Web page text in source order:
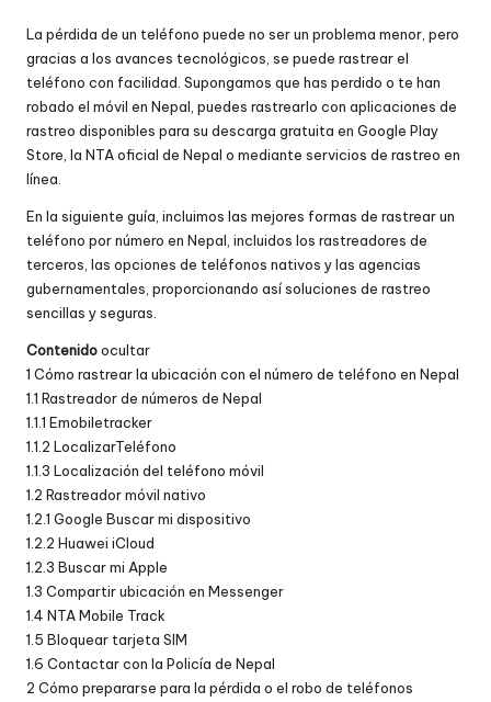
La pérdida de un teléfono puede no ser un problema menor, pero
gracias a los avances tecnológicos, se puede rastrear el
teléfono con facilidad. Supongamos que has perdido o te han
robado el móvil en Nepal, puedes rastrearlo con aplicaciones de
rastreo disponibles para su descarga gratuita en Google Play
Store, la NTA oficial de Nepal o mediante servicios de rastreo en
línea.
En la siguiente guía, incluimos las mejores formas de rastrear un
teléfono por número en Nepal, incluidos los rastreadores de
terceros, las opciones de teléfonos nativos y las agencias
gubernamentales, proporcionando así soluciones de rastreo
sencillas y seguras.
Contenidoocultar
1 Cómo rastrear la ubicación con el número de teléfono en Nepal
1.1 Rastreador de números de Nepal
1.1.1 Emobiletracker
1.1.2 LocalizarTeléfono
1.1.3 Localización del teléfono móvil
1.2 Rastreador móvil nativo
1.2.1 Google Buscar mi dispositivo
1.2.2 Huawei iCloud
1.2.3 Buscar mi Apple
1.3 Compartir ubicación en Messenger
1.4 NTA Mobile Track
1.5 Bloquear tarjeta SIM
1.6 Contactar con la Policía de Nepal
2 Cómo prepararse para la pérdida o el robo de teléfonos